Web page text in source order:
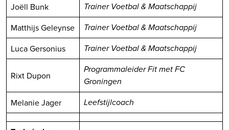
Joëll Bunk Trainer Voetbal & Maatschappij
Matthijs Geleynse Trainer Voetbal & Maatschappij
Luca Gersonius Trainer Voetbal & Maatschappij
Rixt Dupon
Programmaleider Fit met FC
Groningen
Melanie Jager Leefstijlcoach